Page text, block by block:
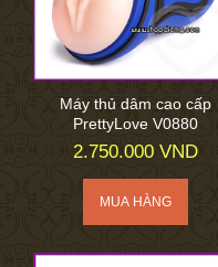
Máy thủ dâm cao cấp
PrettyLove V0880
2.750.000 VND